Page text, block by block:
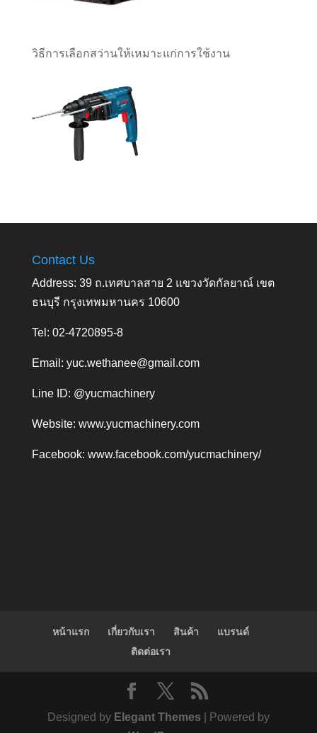
วิธีการเลือกสว่านให้เหมาะแก่การใช้งาน
Contact Us
Address: 39 ถ.เทศบาลสาย 2 แขวงวัดกัลยาณ์ เขต
ธนบุรี กรุงเทพมหานคร 10600
Tel: 02-4720895-8
Email: yuc.wethanee@gmail.com
Line ID: @yucmachinery
Website: www.yucmachinery.com
Facebook: www.facebook.com/yucmachinery/
หน้าแรก เกี่ยวกับเรา สินค้า
แบรนด์
ติดต่อเรา
Designed by Elegant Themes | Powered by